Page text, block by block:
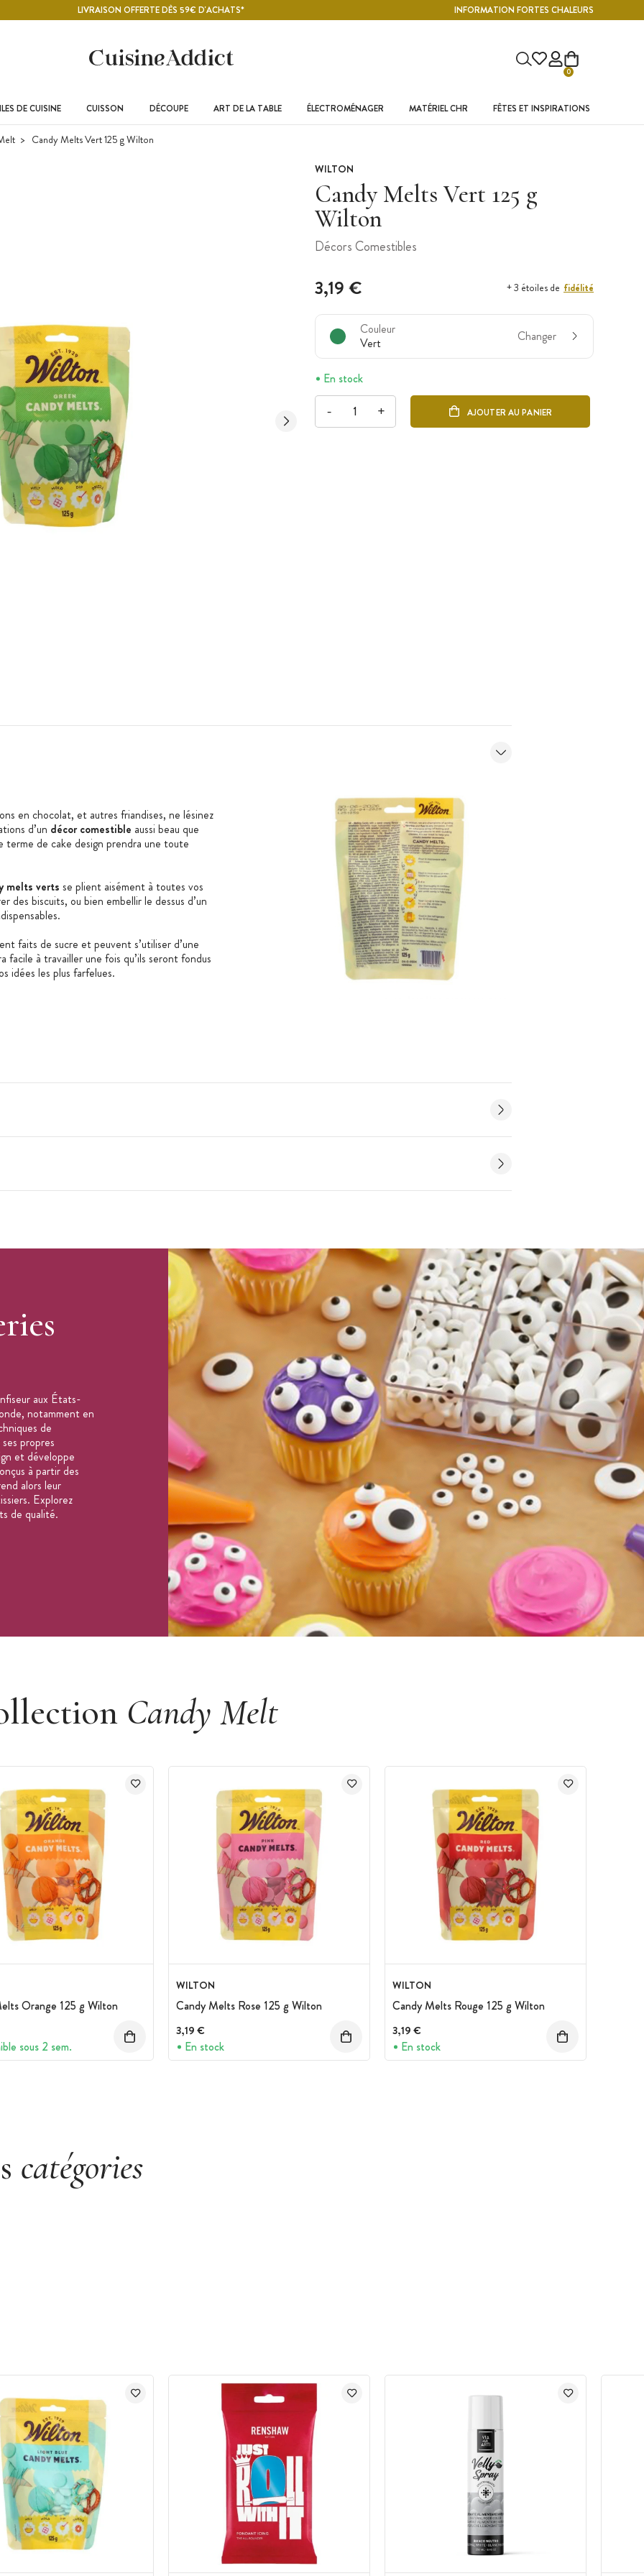
LIVRAISON OFFERTE DÈS 59€ D'ACHATS* INFORMATION FORTES CHALEURS
0
DE CUISINE CUISSON DÉCOUPE ART DE LA TABLE ÉLECTROMÉNAGER MATÉRIEL CHR FÊTES ET INSPIRATIONS
Candy Melts Vert 125 g Wilton
WILTON
Candy Melts Vert 125 g
Wilton
Décors Comestibles
3,19 € + 3 étoiles de fidélité
Couleur
Vert
Changer
En stock
- + AJOUTER AU PANIER
en chocolat, et autres friandises, ne lésinez
d’un décor comestible aussi beau que
terme de cake design prendra une toute
melts verts se plient aisément à toutes vos
des biscuits, ou bien embellir le dessus d’un
faits de sucre et peuvent s’utiliser d’une
à travailler une fois qu’ils seront fondus
idées les plus farfelues.
hydrogénée (noyau de palme), lait en
aux États-
notamment en
de
propres
et développe
à partir des
alors leur
Explorez
de qualité.
Candy Melt
Orange 125 g Wilton
sous 2 sem.
WILTON
Candy Melts Rose 125 g Wilton
3,19 €
En stock
WILTON
Candy Melts Rouge 125 g Wilton
3,19 €
En stock
catégories